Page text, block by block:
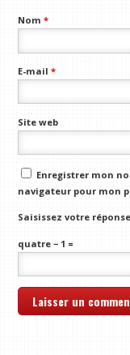
Nom*
E-mail*
Site web
Enregistrer mon
navigateur pour mon
Saisissez votre
quatre − 1 =